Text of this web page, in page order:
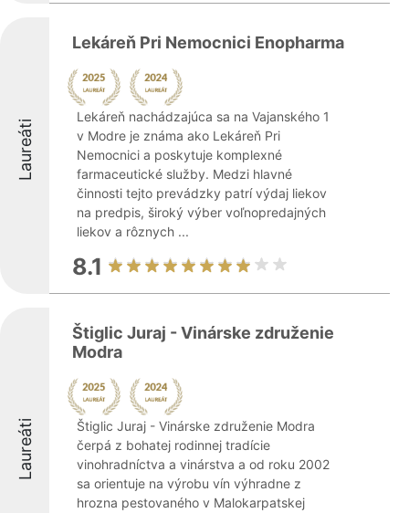
Laureáti
Lekáreň Pri Nemocnici Enopharma
Lekáreň nachádzajúca sa na Vajanského 1
v Modre je známa ako Lekáreň Pri
Nemocnici a poskytuje komplexné
farmaceutické služby. Medzi hlavné
činnosti tejto prevádzky patrí výdaj liekov
na predpis, široký výber voľnopredajných
liekov a rôznych ...
8.1
Laureáti
Štiglic Juraj - Vinárske združenie
Modra
Štiglic Juraj - Vinárske združenie Modra
čerpá z bohatej rodinnej tradície
vinohradníctva a vinárstva a od roku 2002
sa orientuje na výrobu vín výhradne z
hrozna pestovaného v Malokarpatskej